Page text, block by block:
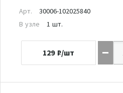
Арт.
30006-102025840
В узле
1 шт.
129 ₽/шт